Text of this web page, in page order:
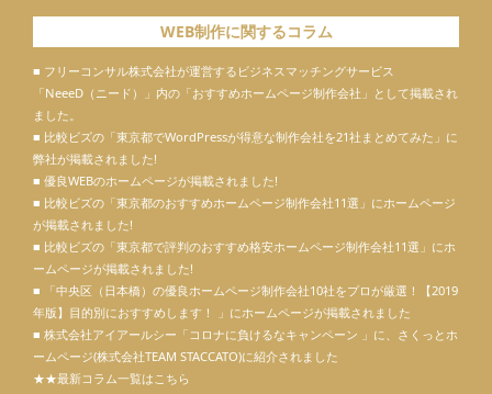
WEB制作に関するコラム
■ フリーコンサル株式会社が運営するビジネスマッチングサービス
「NeeeD（ニード） 」内の「おすすめホームページ制作会社 」として掲載され
ました。
■ 比較ビズの「東京都でWordPressが得意な制作会社を21社まとめてみた」に
弊社が掲載されました!
■ 優良WEBのホームページが掲載されました!
■ 比較ビズの「東京都のおすすめホームページ制作会社11選」にホームページ
が掲載されました!
■ 比較ビズの「東京都で評判のおすすめ格安ホームページ制作会社11選」にホ
ームページが掲載されました!
■ 「中央区（日本橋）の優良ホームページ制作会社10社をプロが厳選！【2019
年版】目的別におすすめします！ 」にホームページが掲載されました
■ 株式会社アイアールシー「コロナに負けるなキャンペーン 」に、さくっとホ
ームページ(株式会社TEAM STACCATO)に紹介されました
★★最新コラム一覧はこちら